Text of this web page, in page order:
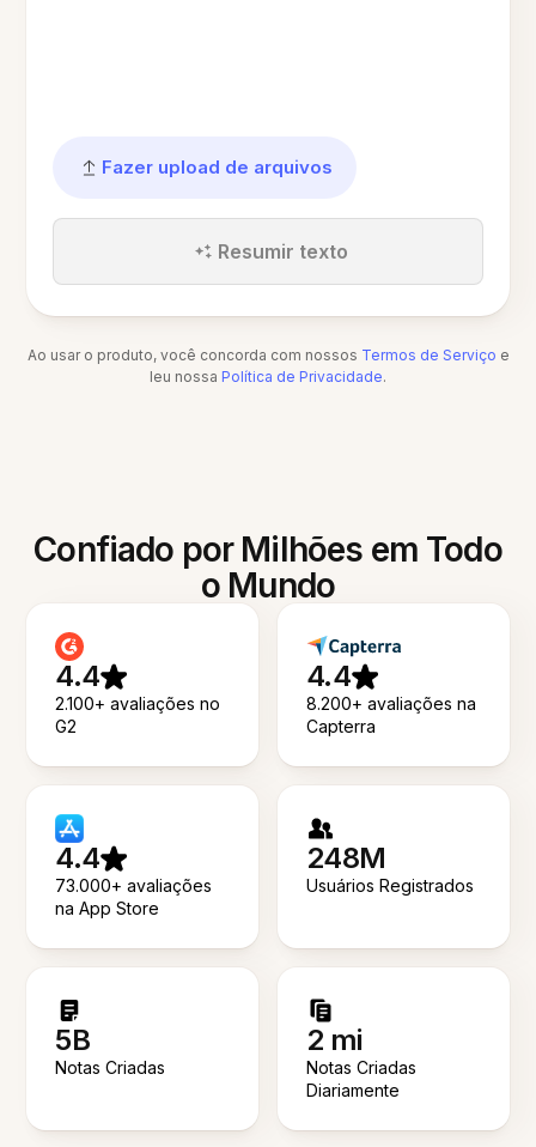
Fazer upload de arquivos
Resumir texto
Ao usar o produto, você concorda com nossos Termos de Serviço e
leu nossa Política de Privacidade.
Confiado por Milhões em Todo
o Mundo
4.4
2.100+ avaliações no
G2
4.4
8.200+ avaliações na
Capterra
4.4
73.000+ avaliações
na App Store
248M
Usuários Registrados
5B
Notas Criadas
2 mi
Notas Criadas
Diariamente